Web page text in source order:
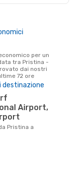
tra Pristina -
dai nostri
72 ore
destinazione
Airport,